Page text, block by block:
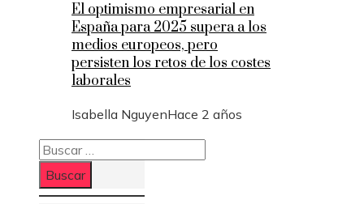
El optimismo empresarial en
España para 2025 supera a los
medios europeos, pero
persisten los retos de los costes
laborales
Isabella NguyenHace 2 años
Buscar: